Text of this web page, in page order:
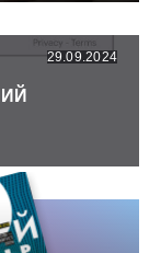
29.09.2024